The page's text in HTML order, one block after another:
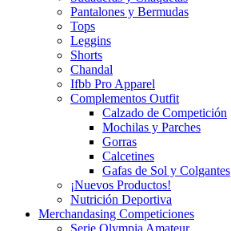
Pantalones y Bermudas
Tops
Leggins
Shorts
Chandal
Ifbb Pro Apparel
Complementos Outfit
Calzado de Competición
Mochilas y Parches
Gorras
Calcetines
Gafas de Sol y Colgantes
¡Nuevos Productos!
Nutrición Deportiva
Merchandasing Competiciones
Serie Olympia Amateur